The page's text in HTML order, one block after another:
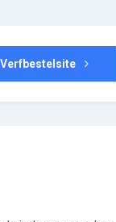
Verfbestelsite